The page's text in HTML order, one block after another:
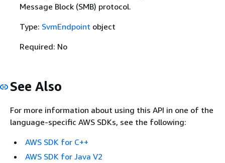
Message Block (SMB) protocol.
Type: SvmEndpoint object
Required: No
See Also
For more information about using this API in one of the
language-specific AWS SDKs, see the following:
AWS SDK for C++
AWS SDK for Java V2